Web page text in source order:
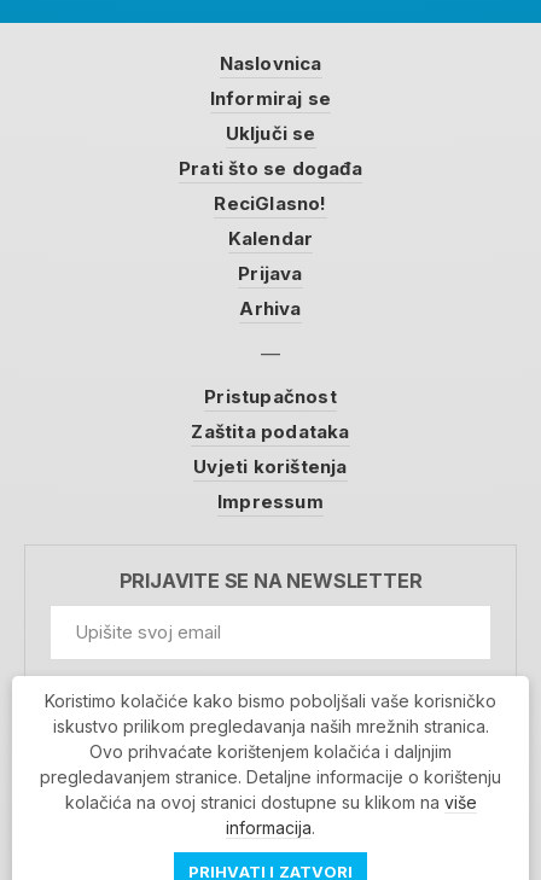
Naslovnica
Informiraj se
Uključi se
Prati što se događa
ReciGlasno!
Kalendar
Prijava
Arhiva
Pristupačnost
Zaštita podataka
Uvjeti korištenja
Impressum
PRIJAVITE SE NA NEWSLETTER
Prihvaćam da se moji podaci spremaju u bazu
podataka i koriste u svrhu slanja MojaRijeka
newslettera
MOJARIJEKA NEWSLETTER
PRIJAVI SE
Koristimo kolačiće kako bismo poboljšali vaše korisničko
iskustvo prilikom pregledavanja naših mrežnih stranica.
Ovo prihvaćate korištenjem kolačića i daljnjim
pregledavanjem stranice. Detaljne informacije o korištenju
kolačića na ovoj stranici dostupne su klikom na više
informacija.
PRIHVATI I ZATVORI